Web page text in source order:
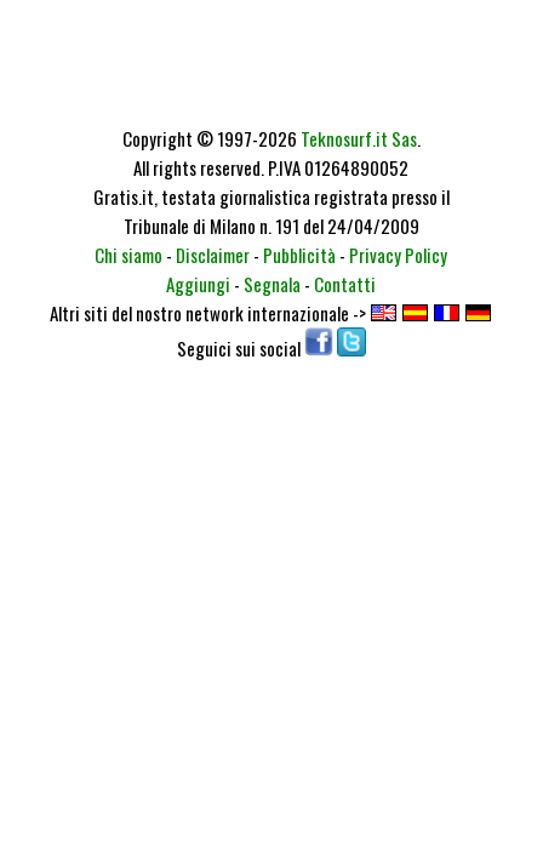
Copyright © 1997-2026 Teknosurf.it Sas.
All rights reserved. P.IVA 01264890052
Gratis.it, testata giornalistica registrata presso il
Tribunale di Milano n. 191 del 24/04/2009
Chi siamo - Disclaimer- Pubblicità - Privacy Policy
Aggiungi - Segnala - Contatti
Altri siti del nostro network internazionale ->
Seguici sui social